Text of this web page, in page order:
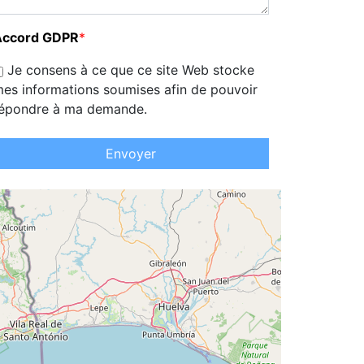
GDPR*
Je consens à ce que ce site Web stocke
informations soumises afin de pouvoir
à ma demande.
Envoyer